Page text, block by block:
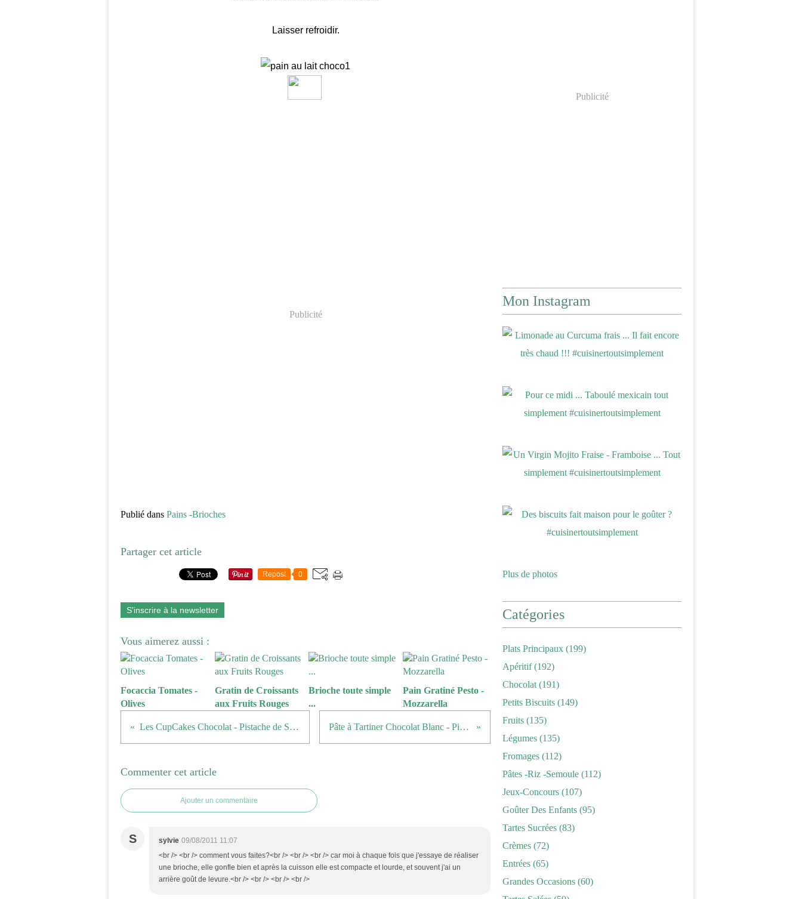
Laisser refroidir.
Publicité
Publié dans Pains -Brioches
Partager cet article
Repost 0
S'inscrire à la newsletter
Vous aimerez aussi :
Focaccia Tomates -
Olives
Gratin de Croissants
aux Fruits Rouges
Brioche toute simple
...
Pain Gratiné Pesto -
Mozzarella
Les CupCakes Chocolat - Pistache de Sylvie ... Pâte à Tartiner Chocolat Blanc - Pistaches
Commenter cet article
Ajouter un commentaire
S sylvie 09/08/2011 11:07
<br /> <br /> comment vous faites?<br /> <br /> <br /> car moi à chaque fois que j'essaye de réaliser
une brioche, elle gonfle bien et après la cuisson elle est compacte et lourde, et souvent j'ai un
arrière goût de levure.<br /> <br /> <br /> <br />
Publicité
Mon Instagram
Plus de photos
Catégories
Plats Principaux (199)
Apéritif(192)
Chocolat (191)
Petits Biscuits (149)
Fruits (135)
Légumes (135)
Fromages (112)
Pâtes -riz -semoule (112)
Jeux-Concours (107)
Goûter Des Enfants (95)
Tartes Sucrées (83)
Crèmes (72)
Entrées (65)
Grandes Occasions (60)